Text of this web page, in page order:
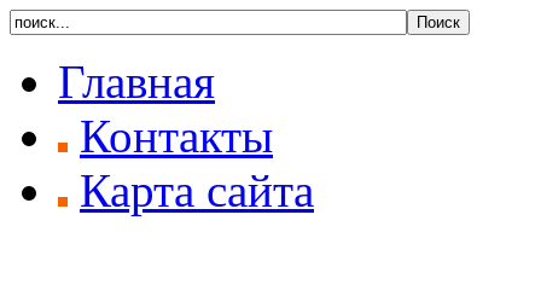
Главная
Контакты
Карта сайта